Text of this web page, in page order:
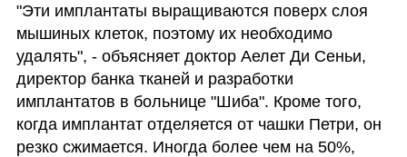
"Эти имплантаты выращиваются поверх слоя
мышиных клеток, поэтому их необходимо
удалять", - объясняет доктор Аелет Ди Сеньи,
директор банка тканей и разработки
имплантатов в больнице "Шиба". Кроме того,
когда имплантат отделяется от чашки Петри, он
резко сжимается. Иногда более чем на 50%,